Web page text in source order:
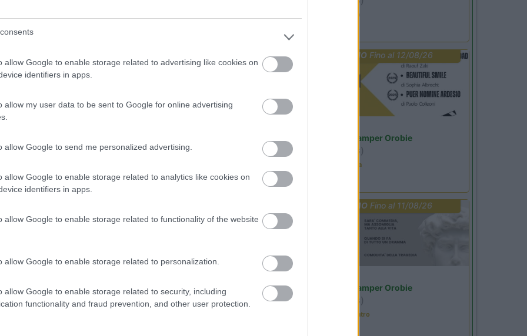
allow Google to enable storage related to advertising like cookies on
identifiers in apps.
allow my user data to be sent to Google for online advertising
allow Google to send me personalized advertising.
allow Google to enable storage related to analytics like cookies on
identifiers in apps.
allow Google to enable storage related to functionality of the website
allow Google to enable storage related to personalization.
allow Google to enable storage related to security, including
functionality and fraud prevention, and other user protection.
(NU) - 93.5km
Posizione
Rose
7,6 7
Posizione
- 100.5km
Disponibilità
Ardesio si blocca
PROMO Fino al 12/08/26
Area Sosta Camper Orobie
(BG)
Estate in cineteca
PROMO Fino al 11/08/26
Area Sosta Camper Orobie
(BG)
Incontri con il teatro